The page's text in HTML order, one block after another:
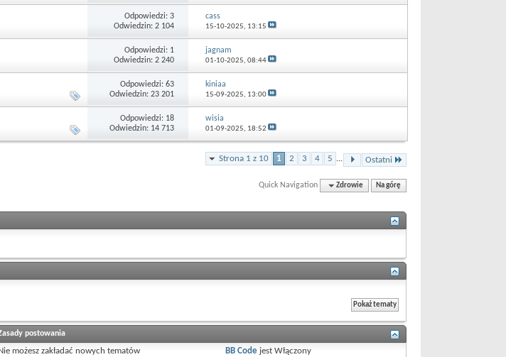
Odpowiedzi: 3
Odwiedzin: 2 104
cass
15-10-2025, 13:15
Odpowiedzi: 1
Odwiedzin: 2 240
jagnam
01-10-2025, 08:44
Odpowiedzi: 63
Odwiedzin: 23 201
kiniaa
15-09-2025, 13:00
Odpowiedzi: 18
Odwiedzin: 14 713
wisia
01-09-2025, 18:52
Strona 1 z 10 1 2 3 4 5 ... Ostatni
Quick Navigation Zdrowie Na górę
postowania
możeszzakładać nowych tematów
BB Code jestWłączony